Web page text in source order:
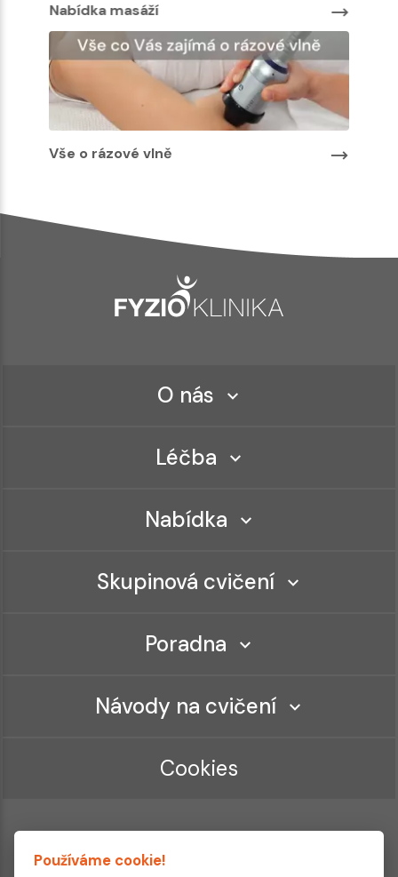
Nabídka masáží
Vše o rázové vlně
O nás
Léčba
Nabídka
Skupinová cvičení
Poradna
Návody na cvičení
Cookies
Používáme cookie!